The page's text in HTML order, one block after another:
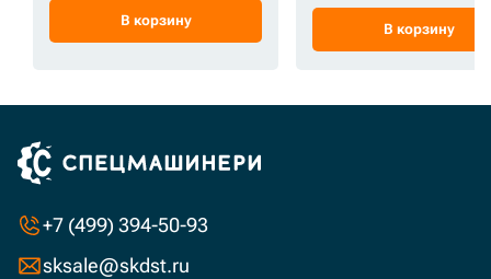
В корзину
В корзину
+7 (499) 394-50-93
sksale@skdst.ru